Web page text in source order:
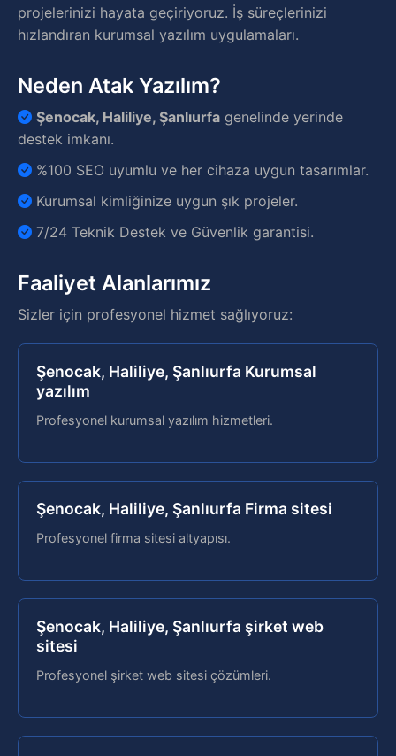
projelerinizi hayata geçiriyoruz. İş süreçlerinizi
hızlandıran kurumsal yazılım uygulamaları.
Neden Atak Yazılım?
Şenocak, Haliliye, Şanlıurfa genelinde yerinde
destek imkanı.
%100 SEO uyumlu ve her cihaza uygun tasarımlar.
Kurumsal kimliğinize uygun şık projeler.
7/24 Teknik Destek ve Güvenlik garantisi.
Faaliyet Alanlarımız
Sizler için profesyonel hizmet sağlıyoruz:
Şenocak, Haliliye, Şanlıurfa Kurumsal
yazılım
Profesyonel kurumsal yazılım hizmetleri.
Şenocak, Haliliye, Şanlıurfa Firma sitesi
Profesyonel firma sitesi altyapısı.
Şenocak, Haliliye, Şanlıurfa şirket web
sitesi
Profesyonel şirket web sitesi çözümleri.